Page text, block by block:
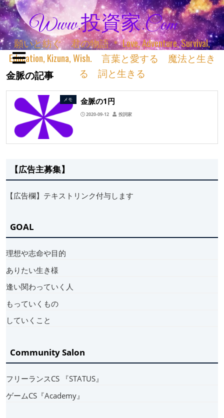
Www.投資家.com
願いと紡ぐ 君の物語 ＊ Love, Adventure, Survival,
Education, Kizuna, Wish. 言葉と愛する 魔法と生き
る 詞と生きる
金脈の記事
メモ 金脈の1円
2020-09-12 投詞家
【広告主募集】
【広告欄】テキストリンク付与します
GOAL
理想や志命や目的
ありたい生き様
逢い関わっていく人
もっていくもの
していくこと
Community Salon
フリーランスCS 『STATUS』
ゲームCS『Academy』